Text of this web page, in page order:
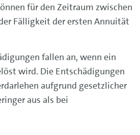
für den Zeitraum zwischen
Fälligkeit der ersten Annuität
fallen an, wenn ein
wird. Die Entschädigungen
aufgrund gesetzlicher
aus als bei